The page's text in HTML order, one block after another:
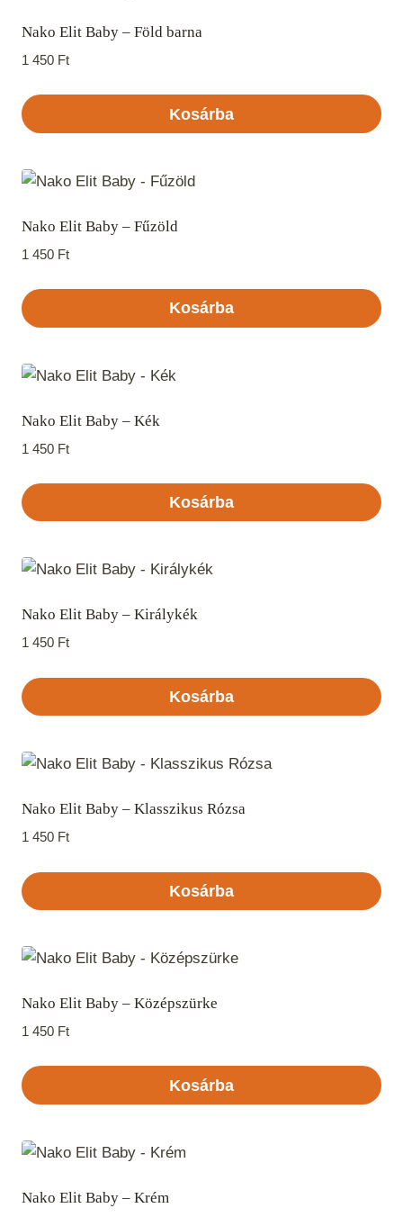
Nako Elit Baby – Föld barna
1 450 Ft
Kosárba
Nako Elit Baby – Fűzöld
1 450 Ft
Kosárba
Nako Elit Baby – Kék
1 450 Ft
Kosárba
Nako Elit Baby – Királykék
1 450 Ft
Kosárba
Nako Elit Baby – Klasszikus Rózsa
1 450 Ft
Kosárba
Nako Elit Baby – Középszürke
1 450 Ft
Kosárba
Nako Elit Baby – Krém